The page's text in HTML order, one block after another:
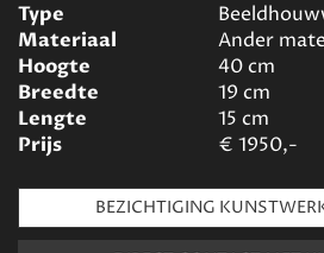
Type
Materiaal
Ander
Hoogte
40cm
Breedte
19 cm
Lengte
15 cm
Prijs
€ 1950,-
BEZICHTIGING